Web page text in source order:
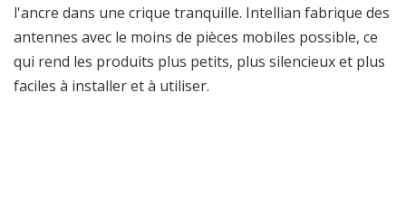
l'ancre dans une crique tranquille. Intellian fabrique des
antennes avec le moins de pièces mobiles possible, ce
qui rend les produits plus petits, plus silencieux et plus
faciles à installer et à utiliser.